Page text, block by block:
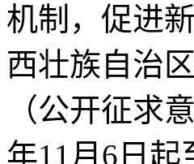
机制，促进
西壮族自治
（公开征求
年11月6日起